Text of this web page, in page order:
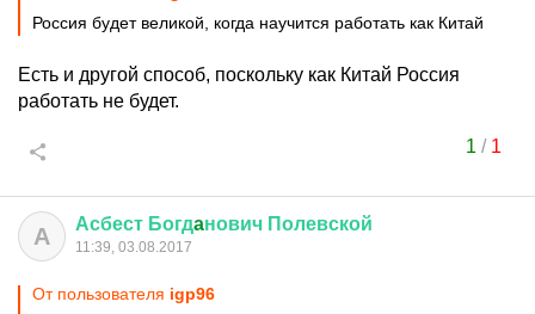
Россия будет великой, когда научится работать как Китай
Есть и другой способ, поскольку как Китай Россия
работать не будет.
1 / 1
А Асбест Богдaнович Полевской
11:39, 03.08.2017
От пользователя igp96